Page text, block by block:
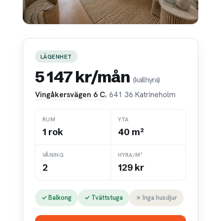
LÄGENHET
5 147 kr/mån (kallhyra)
Vingåkersvägen 6 C, 641 36 Katrineholm
RUM
1 rok
YTA
40 m²
VÅNING
2
HYRA/M²
129 kr
✓ Balkong ✓ Tvättstuga ✗ Inga husdjur